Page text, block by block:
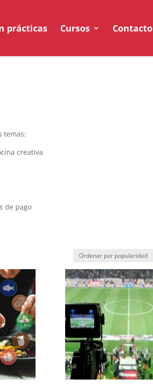
prácticas Cursos Contacto
temas:
creativa
de pago